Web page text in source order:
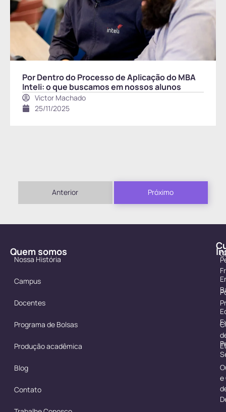
Por Dentro do Processo de Aplicação do MBA
Inteli: o que buscamos em nossos alunos
Victor Machado
25/11/2025
Anterior Próximo
Quem somos
Nossa História
Campus
Docentes
Programa de Bolsas
Produção acadêmica
Blog
Contato
e